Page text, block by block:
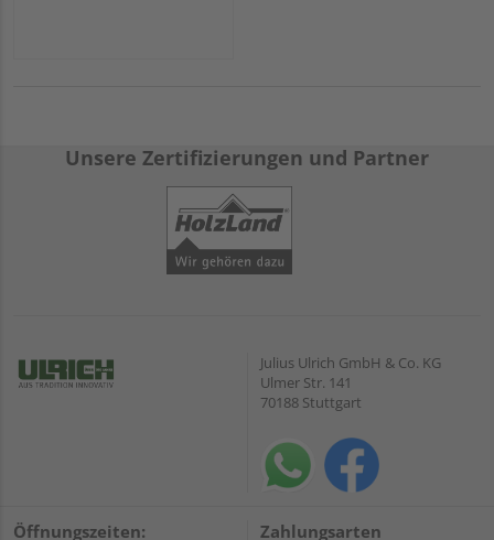
Unsere Zertifizierungen und Partner
Julius Ulrich GmbH & Co. KG
Ulmer Str. 141
70188 Stuttgart
Öffnungszeiten: Zahlungsarten